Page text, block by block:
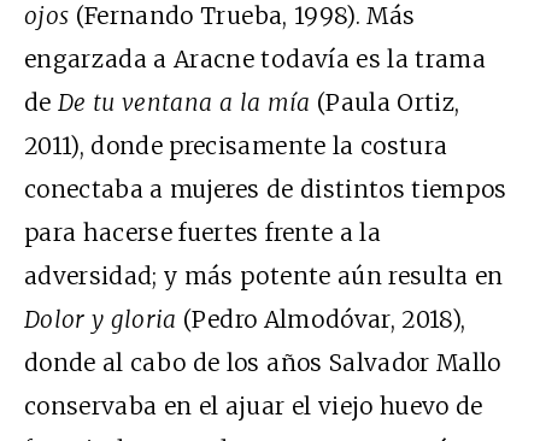
ojos (Fernando Trueba, 1998). Más
engarzada a Aracne todavía es la trama
deDe tu ventana a la mía (Paula Ortiz,
2011), donde precisamente la costura
conectaba a mujeres de distintos tiempos
para hacerse fuertes frente a la
adversidad; y más potente aún resulta en
Dolor y gloria (Pedro Almodóvar, 2018),
donde al cabo de los años Salvador Mallo
conservaba en el ajuar el viejo huevo de